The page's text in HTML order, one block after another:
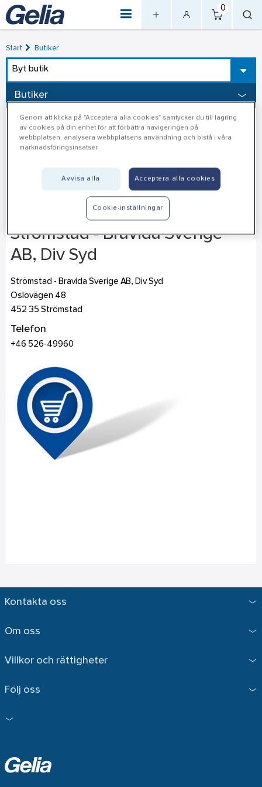
0
Start Butiker
Byt butik
Butiker
Strömstad - Bravida Sverige
AB, Div Syd
Strömstad - Bravida Sverige AB, Div Syd
Oslovägen 48
452 35 Strömstad
Telefon
+46 526-49960
Kontakta oss
Om oss
Villkor och rättigheter
Följ oss
Genom att klicka på "Acceptera alla cookies" samtycker du till lagring
av cookies på din enhet för att förbättra navigeringen på
webbplatsen, analysera webbplatsens användning och bistå i våra
marknadsföringsinsatser.
Avvisa alla Acceptera alla cookies
Cookie-inställningar